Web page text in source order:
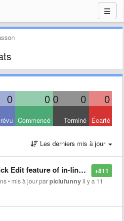
0 0 0 0 0
Commencé Terminé Écarté
Les derniers mis à jour
+811
feature of in-line CSS styling
• mis à jour parpiclufunnyil y a 11